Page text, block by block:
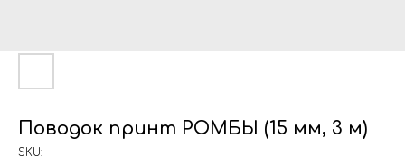
Поводок принт РОМБЫ (15 мм, 3 м)
SKU: